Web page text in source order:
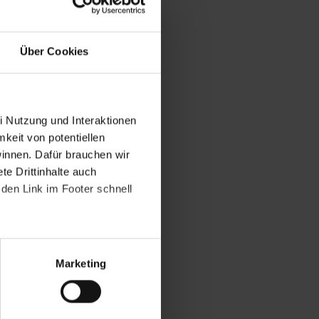
Über Cookies
Nutzung und Interaktionen
von potentiellen
Dafür brauchen wir
Drittinhalte auch
Link im Footer schnell
Marketing